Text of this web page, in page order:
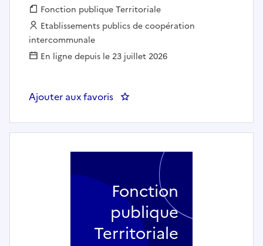
Fonction publique :
Fonction publique Territoriale
Employeur :
Etablissements publics de coopération
intercommunale
En ligne depuis le 23 juillet 2026
Ajouter aux favoris : CHARGÉ DE COOPÉRATION
Fonction
publique
Territoriale